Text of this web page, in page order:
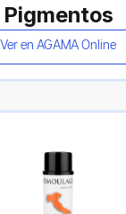
Pigmentos
Ver en AGAMA Online